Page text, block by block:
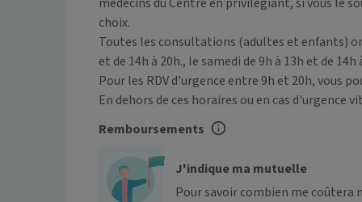
choix.
Toutes les consultations (adultes et enfants)
et de 14h à 20h., le samedi de 9h à 13h et de 14h
Pour les RDV d'urgence entre 9h et 20h, vous
En dehors de ces horaires ou en cas d'urgence
Remboursements
J'indique ma mutuelle
Pour savoir combien me coûtera